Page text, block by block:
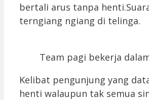
bertali arus tanpa
terngiang ngiang di telinga.
Team pagi bekerja
Kelibat pengunjung yang
henti walaupun tak semua